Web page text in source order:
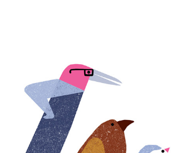
BALLADE VON FELDMAUS UND BIBER